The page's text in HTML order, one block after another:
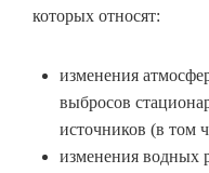
которых относят:
изменения
выбросов
источников (в том
изменения водных